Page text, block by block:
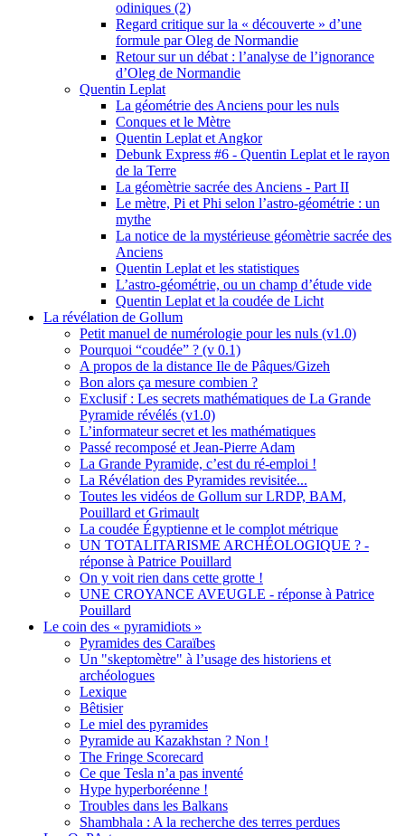
odiniques (2)
Regard critique sur la « découverte » d’une
formule par Oleg de Normandie
Retour sur un débat : l’analyse de l’ignorance
d’Oleg de Normandie
Quentin Leplat
La géométrie des Anciens pour les nuls
Conques et le Mètre
Quentin Leplat et Angkor
Debunk Express #6 - Quentin Leplat et le rayon
de la Terre
La géomètrie sacrée des Anciens - Part II
Le mètre, Pi et Phi selon l’astro-géométrie : un
mythe
La notice de la mystérieuse géomètrie sacrée des
Anciens
Quentin Leplat et les statistiques
L’astro-géométrie, ou un champ d’étude vide
Quentin Leplat et la coudée de Licht
La révélation de Gollum
Petit manuel de numérologie pour les nuls (v1.0)
Pourquoi “coudée” ? (v 0.1)
A propos de la distance Ile de Pâques/Gizeh
Bon alors ça mesure combien ?
Exclusif : Les secrets mathématiques de La Grande
Pyramide révélés (v1.0)
L’informateur secret et les mathématiques
Passé recomposé et Jean-Pierre Adam
La Grande Pyramide, c’est du ré-emploi !
La Révélation des Pyramides revisitée...
Toutes les vidéos de Gollum sur LRDP, BAM,
Pouillard et Grimault
La coudée Égyptienne et le complot métrique
UN TOTALITARISME ARCHÉOLOGIQUE ? -
réponse à Patrice Pouillard
On y voit rien dans cette grotte !
UNE CROYANCE AVEUGLE - réponse à Patrice
Pouillard
Le coin des « pyramidiots »
Pyramides des Caraïbes
Un "skeptomètre" à l’usage des historiens et
archéologues
Lexique
Bêtisier
Le miel des pyramides
Pyramide au Kazakhstan ? Non !
The Fringe Scorecard
Ce que Tesla n’a pas inventé
Hype hyperboréenne !
Troubles dans les Balkans
Shambhala : A la recherche des terres perdues